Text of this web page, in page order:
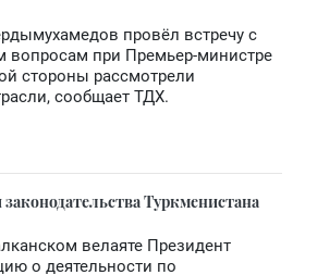
провёл встречу с
вопросам при Премьер-министре
стороны рассмотрели
сообщает ТДХ.
Туркменистана
велаяте Президент
о деятельности по